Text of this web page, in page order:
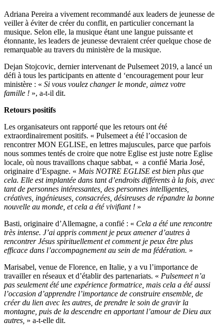
Adriana Pereira a vivement recommandé aux leaders de jeunesse de
veiller à éviter de créer du conflit, en particulier concernant la
musique. Selon elle, la musique étant une langue puissante et
étonnante, les leaders de jeunesse devraient créer quelque chose de
remarquable au travers du ministère de la musique.
Dejan Stojcovic, dernier intervenant de Pulsemeet 2019, a lancé un
défi à tous les participants en attente d ‘encouragement pour leur
ministère : « Si vous voulez changer le monde, aimez votre
famille ! », a-t-il dit.
Retours positifs
Les organisateurs ont rapporté que les retours ont été
extraordinairement positifs. « Pulsemeet a été l’occasion de
rencontrer MON EGLISE, en lettres majuscules, parce que parfois
nous sommes tentés de croire que notre Eglise est juste notre Eglise
locale, où nous travaillons chaque sabbat, « a confié Maria José,
originaire d’Espagne. « Mais NOTRE EGLISE est bien plus que
cela. Elle est implantée dans tant d’endroits différents à la fois, avec
tant de personnes intéressantes, des personnes intelligentes,
créatives, ingénieuses, consacrées, désireuses de répandre la bonne
nouvelle au monde, et cela a été vivifiant ! »
Basti, originaire d’Allemagne, a confié : « Cela a été une rencontre
très intense. J’ai appris comment je peux amener d’autres à
rencontrer Jésus spirituellement et comment je peux être plus
efficace dans l’accompagnement au sein de ma fédération. »
Marisabel, venue de Florence, en Italie, y a vu l’importance de
travailler en réseaux et d’établir des partenariats. « Pulsemeet n’a
pas seulement été une expérience formatrice, mais cela a été aussi
l’occasion d’apprendre l’importance de construire ensemble, de
créer du lien avec les autres, de prendre le soin de gravir la
montagne, puis de la descendre en apportant l’amour de Dieu aux
autres, » a-t-elle dit.